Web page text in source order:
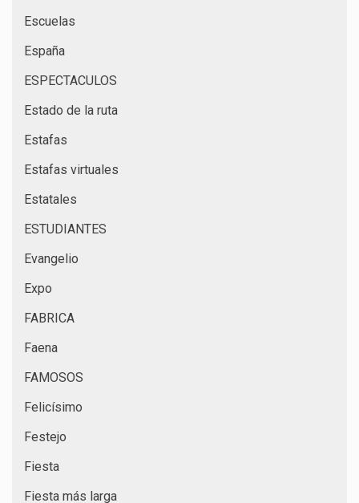
Escuelas
España
ESPECTACULOS
Estado de la ruta
Estafas
Estafas virtuales
Estatales
ESTUDIANTES
Evangelio
Expo
FABRICA
Faena
FAMOSOS
Felicísimo
Festejo
Fiesta
Fiesta más larga